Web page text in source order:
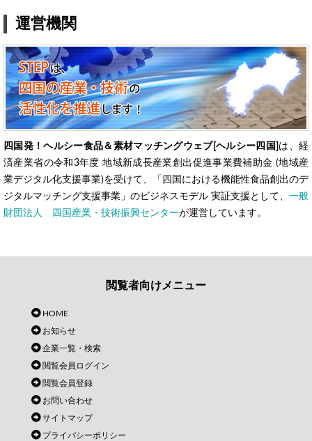
運営機関
四国発！ヘルシー食品＆素材マッチングウェブ[ヘルシー四国] は、経
済産業省の令和3年度 地域新成長産業創出促進事業費補助金 (地域産
業デジタル化支援事業)を受けて、「四国における機能性食品創出のデ
ジタルマッチング支援事業」のビジネスモデル 実証支援として、 一般
財団法人 四国産業・技術振興センターが運営しています。
閲覧者向けメニュー
HOME
お知らせ
企業一覧・検索
閲覧会員ログイン
閲覧会員登録
お問い合わせ
サイトマップ
プライバシーポリシー